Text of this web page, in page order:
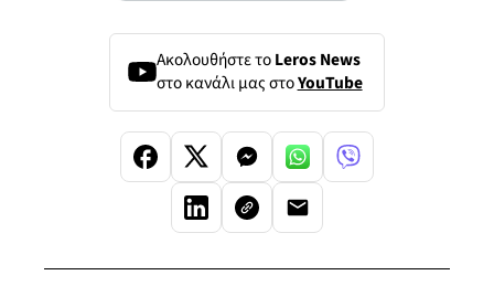
Ακολουθήστε τοLeros News
στο κανάλι μας στοYouTube